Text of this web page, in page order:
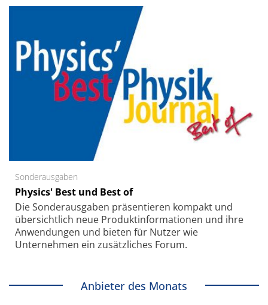
Sonderausgaben
Physics' Best und Best of
Die Sonder­ausgaben präsentieren kompakt und
übersichtlich neue Produkt­informationen und ihre
Anwendungen und bieten für Nutzer wie
Unternehmen ein zusätzliches Forum.
Anbieter des Monats